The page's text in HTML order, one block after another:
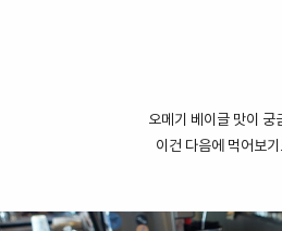
오메기 베이글 맛이 궁
이건 다음에 먹어보